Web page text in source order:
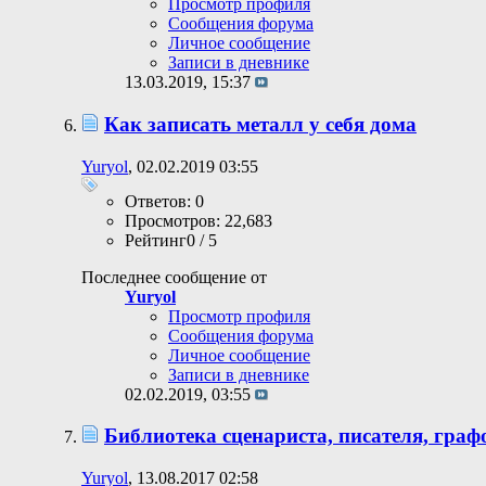
Просмотр профиля
Сообщения форума
Личное сообщение
Записи в дневнике
13.03.2019, 15:37
Как записать металл у себя дома
Yuryol, 02.02.2019 03:55
Ответов: 0
Просмотров: 22,683
Рейтинг0 / 5
Последнее сообщение от
Yuryol
Просмотр профиля
Сообщения форума
Личное сообщение
Записи в дневнике
02.02.2019, 03:55
Библиотека сценариста, писателя,
Yuryol, 13.08.2017 02:58